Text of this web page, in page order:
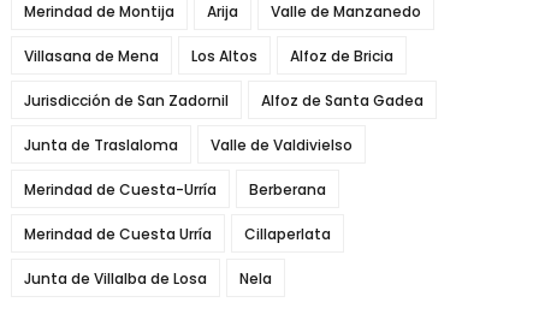
Merindad de Montija Arija Valle de Manzanedo
Villasana de Mena Los Altos Alfoz de Bricia
Jurisdicción de San Zadornil Alfoz de Santa Gadea
Junta de Traslaloma Valle de Valdivielso
Merindad de Cuesta-Urría Berberana
Merindad de Cuesta Urría Cillaperlata
Junta de Villalba de Losa Nela